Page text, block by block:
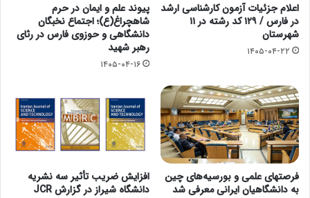
اعلام جزئیات آزمون کارشناسی ارشد
در فارس / ۱۲۹ کد رشته در ۱۱
شهرستان
۱۴۰۵-۰۴-۲۲
پیوند علم و ایمان در حرم
شاهچراغ(ع)؛ اجتماع نخبگان
دانشگاهی و حوزوی فارس در رثای
رهبر شهید
۱۴۰۵-۰۴-۱۶
فرصتهای علمی و بورسیه‌های چین
به دانشگاهیان ایرانی معرفی شد
افزایش ضریب تأثیر سه نشریه
دانشگاه شیراز در گزارش JCR